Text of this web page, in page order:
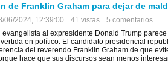
de Franklin Graham para dejar de
06/2024, 12:39:00 41 vistas
5 comentarios
evangelista al expresidente Donald Trump
en político. El candidato presidencial
del reverendo Franklin Graham de que
hace que sus discursos sean menos